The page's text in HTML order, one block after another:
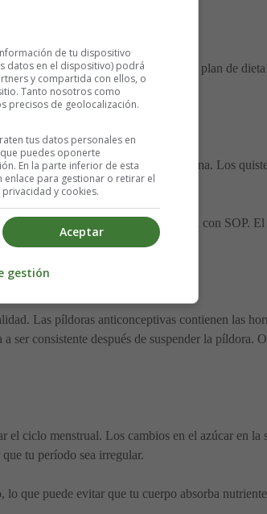
Tu médico te recomendará un plan de
de la hormona andrógena masculina. Los
por completo.
a la insulina, que está asociada con SOP.
a regular tu ciclo.
Las píldoras anticonceptivas contienen las
ser consistente después de suspender la píldora.
ciclo menstrual. Los cambios en el azúcar en la
tu período sea irregular.
que puede evitar que tu cuerpo absorba
de tu dispositivo
datos en el dispositivo) podrá
y compartida con ellos, o
Tanto nosotros como
precisos de geolocalización.
tus datos personales en
puedes oponerte
En la parte inferior de esta
enlace para gestionar o retirar el
y cookies.
Aceptar
gestión